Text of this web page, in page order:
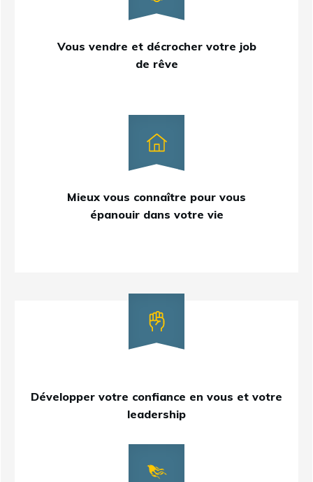
Vous vendre et décrocher votre job
de rêve
Mieux vous connaître pour vous
épanouir dans votre vie
Développer votre confiance en vous et votre
leadership